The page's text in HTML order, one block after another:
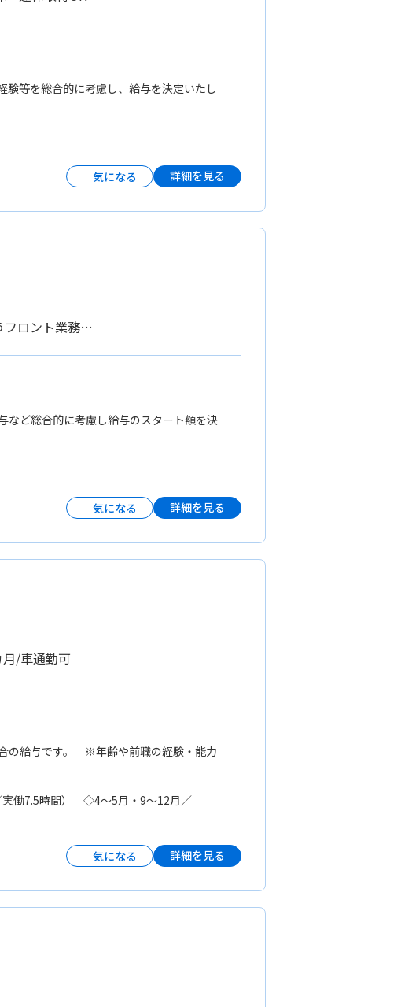
等を総合的に考慮し、給与を決定いたし
気になる 詳細を見る
フロント業務…
ど総合的に考慮し給与のスタート額を決
気になる 詳細を見る
/車通勤可
の給与です。 ※年齢や前職の経験・能力
働7.5時間） ◇4〜5月・9〜12月／
気になる 詳細を見る